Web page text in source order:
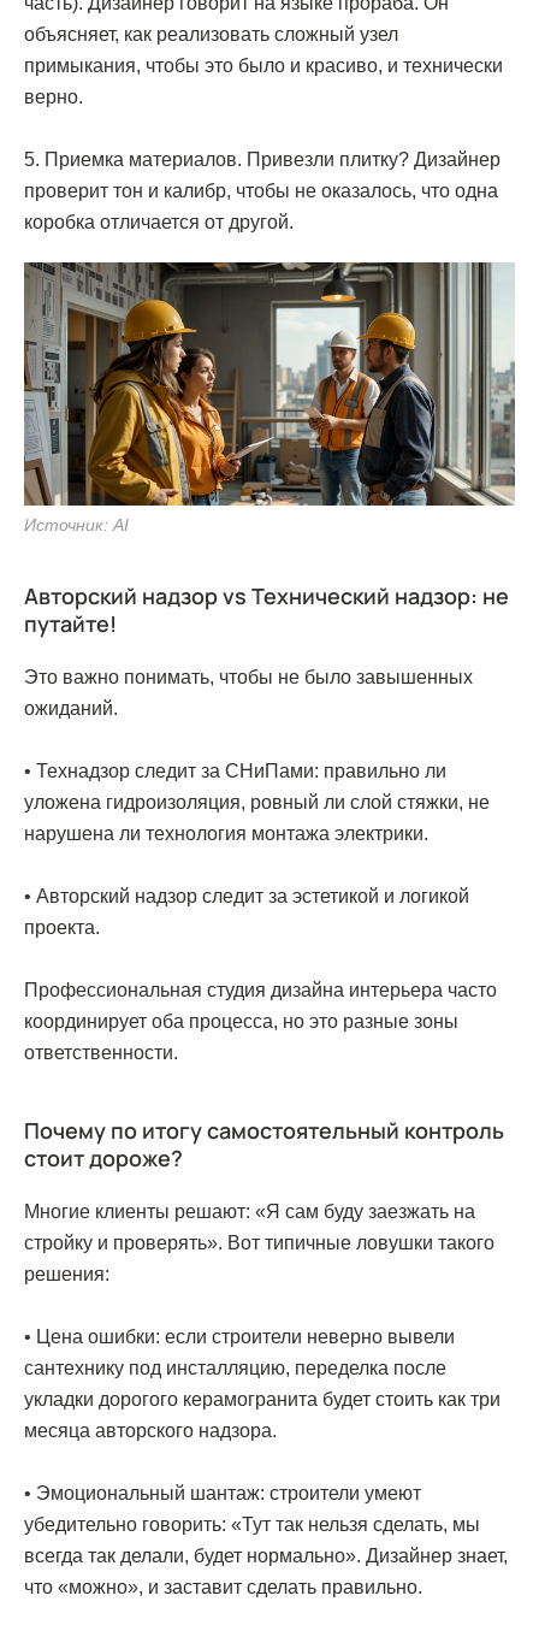
объясняет, как реализовать сложный узел
примыкания, чтобы это было и красиво, и технически
верно.
5. Приемка материалов. Привезли плитку? Дизайнер
проверит тон и калибр, чтобы не оказалось, что одна
коробка отличается от другой.
Источник: AI
Авторский надзор vs Технический надзор: не
путайте!
Это важно понимать, чтобы не было завышенных
ожиданий.
• Технадзор следит за СНиПами: правильно ли
уложена гидроизоляция, ровный ли слой стяжки, не
нарушена ли технология монтажа электрики.
• Авторский надзор следит за эстетикой и логикой
проекта.
Профессиональная студия дизайна интерьера часто
координирует оба процесса, но это разные зоны
ответственности.
Почему по итогу самостоятельный контроль
стоит дороже?
Многие клиенты решают: «Я сам буду заезжать на
стройку и проверять». Вот типичные ловушки такого
решения:
• Цена ошибки: если строители неверно вывели
сантехнику под инсталляцию, переделка после
укладки дорогого керамогранита будет стоить как три
месяца авторского надзора.
• Эмоциональный шантаж: строители умеют
убедительно говорить: «Тут так нельзя сделать, мы
всегда так делали, будет нормально». Дизайнер знает,
что «можно», и заставит сделать правильно.